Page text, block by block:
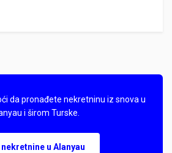
da pronađete nekretninu iz snova u
i širom Turske.
nekretnine u Alanyau